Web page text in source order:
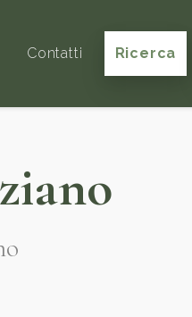
Contatti Ricerca